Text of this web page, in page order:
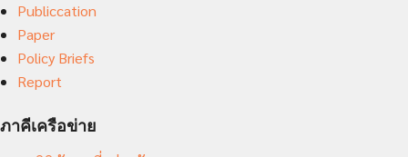
Publiccation
Paper
Policy Briefs
Report
ภาคีเครือข่าย